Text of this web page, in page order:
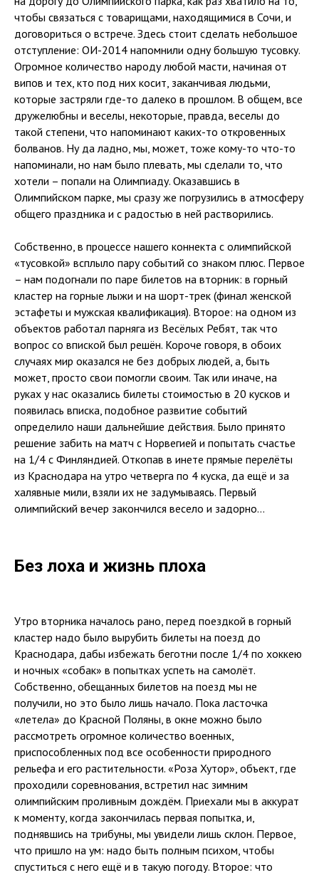
чтобы связаться с товарищами, находящимися в Сочи, и
договориться о встрече. Здесь стоит сделать небольшое
отступление: ОИ-2014 напомнили одну большую тусовку.
Огромное количество народу любой масти, начиная от
випов и тех, кто под них косит, заканчивая людьми,
которые застряли где-то далеко в прошлом. В общем, все
дружелюбны и веселы, некоторые, правда, веселы до
такой степени, что напоминают каких-то откровенных
болванов. Ну да ладно, мы, может, тоже кому-то что-то
напоминали, но нам было плевать, мы сделали то, что
хотели – попали на Олимпиаду. Оказавшись в
Олимпийском парке, мы сразу же погрузились в атмосферу
общего праздника и с радостью в ней растворились.
Собственно, в процессе нашего коннекта с олимпийской
«тусовкой» всплыло пару событий со знаком плюс. Первое
– нам подогнали по паре билетов на вторник: в горный
кластер на горные лыжи и на шорт-трек (финал женской
эстафеты и мужская квалификация). Второе: на одном из
объектов работал парняга из Весёлых Ребят, так что
вопрос со впиской был решён. Короче говоря, в обоих
случаях мир оказался не без добрых людей, а, быть
может, просто свои помогли своим. Так или иначе, на
руках у нас оказались билеты стоимостью в 20 кусков и
появилась вписка, подобное развитие событий
определило наши дальнейшие действия. Было принято
решение забить на матч с Норвегией и попытать счастье
на 1/4 с Финляндией. Откопав в инете прямые перелёты
из Краснодара на утро четверга по 4 куска, да ещё и за
халявные мили, взяли их не задумываясь. Первый
олимпийский вечер закончился весело и задорно…
Без лоха и жизнь плоха
Утро вторника началось рано, перед поездкой в горный
кластер надо было вырубить билеты на поезд до
Краснодара, дабы избежать беготни после 1/4 по хоккею
и ночных «собак» в попытках успеть на самолёт.
Собственно, обещанных билетов на поезд мы не
получили, но это было лишь начало. Пока ласточка
«летела» до Красной Поляны, в окне можно было
рассмотреть огромное количество военных,
приспособленных под все особенности природного
рельефа и его растительности. «Роза Хутор», объект, где
проходили соревнования, встретил нас зимним
олимпийским проливным дождём. Приехали мы в аккурат
к моменту, когда закончилась первая попытка, и,
поднявшись на трибуны, мы увидели лишь склон. Первое,
что пришло на ум: надо быть полным психом, чтобы
спуститься с него ещё и в такую погоду. Второе: что